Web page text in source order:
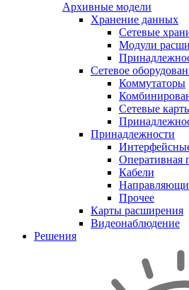
Архивные модели
Хранение данных
Сетевые
Модули
Сетевое
Коммутаторы
Сетевые
Принадлежности
Оперативная
Кабели
Прочее
Карты расширения
Видеонаблюдение
Решения